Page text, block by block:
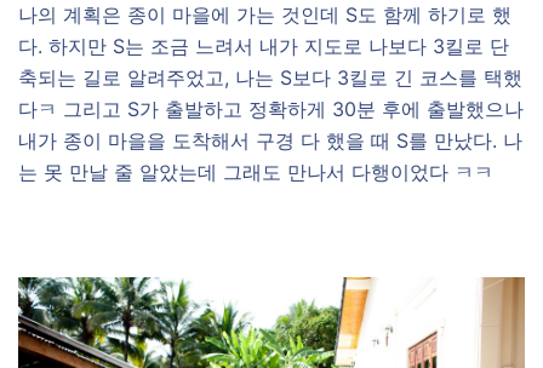
나의 계획은 종이 마을에 가는 것인데 S도 함께 하기로 했
다. 하지만 S는 조금 느려서 내가 지도로 나보다 3킬로 단
축되는 길로 알려주었고, 나는 S보다 3킬로 긴 코스를 택했
다ㅋ 그리고 S가 출발하고 정확하게 30분 후에 출발했으나
내가 종이 마을을 도착해서 구경 다 했을 때 S를 만났다. 나
는 못 만날 줄 알았는데 그래도 만나서 다행이었다 ㅋㅋ